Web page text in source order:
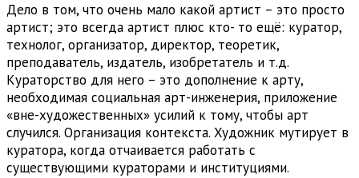
Дело в том, что очень мало какой артист – это просто
артист; это всегда артист плюс кто- то ещё: куратор,
технолог, организатор, директор, теоретик,
преподаватель, издатель, изобретатель и т.д.
Кураторство для него – это дополнение к арту,
необходимая социальная арт-инженерия, приложение
«вне-художественных» усилий к тому, чтобы арт
случился. Организация контекста. Художник мутирует в
куратора, когда отчаивается работать с
существующими кураторами и институциями.